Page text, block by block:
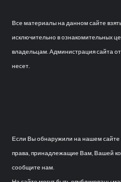
Все материалы на данном сайте
исключительно в ознакомительных
владельцам. Администрация сайта
несет.
Если Вы обнаружили на нашем
права, принадлежащие Вам, Вашей
сообщите нам.